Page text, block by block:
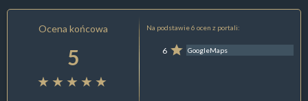
Ocena końcowa
5
Na podstawie 6 ocen z portali:
6 GoogleMaps